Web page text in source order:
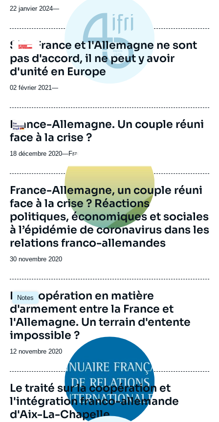
22 janvier 2024—
Logo
Si la France et l'Allemagne ne sont
pas d'accord, il ne peut y avoir
d'unité en Europe
02 février 2021—
Logo
France-Allemagne. Un couple réuni
face à la crise ?
18 décembre 2020—Nom
ou
émission
Frankreich Blog
Image
principale
France-Allemagne, un couple réuni
face à la crise ? Réactions
politiques, économiques et sociales
à l’épidémie de coronavirus dans les
relations franco-allemandes
Date
publication
30 novembre 2020
Notes
Image
principale
La coopération en matière
d'armement entre la France et
l'Allemagne. Un terrain d'entente
impossible ?
Date
publication
12 novembre 2020
Image
principale
Le traité sur la coopération et
l'intégration franco-allemande
d'Aix-La-Chapelle